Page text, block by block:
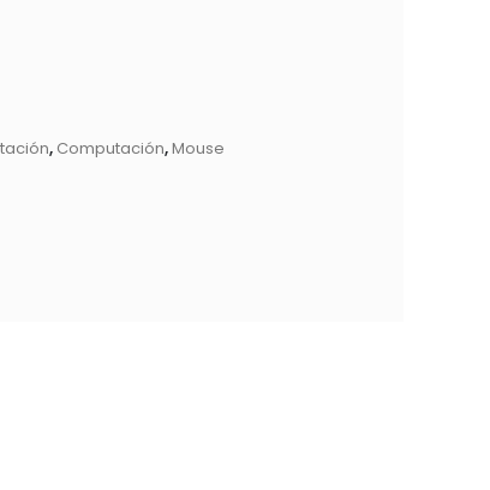
, Computación,Mouse